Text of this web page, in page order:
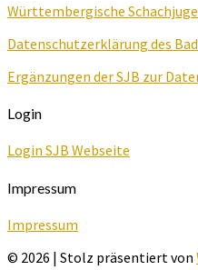
Württembergische
Datenschutzerklärung des
Ergänzungen der SJB zur
Login
Login SJB Webseite
Impressum
Impressum
© 2026 | Stolz präsentiert von